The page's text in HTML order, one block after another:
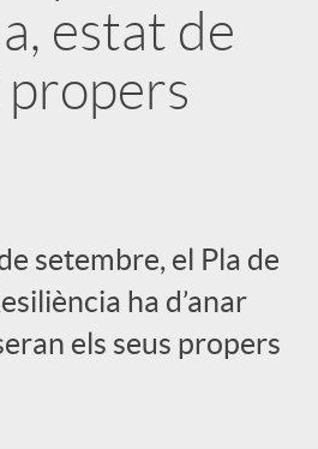
estat de
setembre, el Pla de
ha d’anar
els seus propers